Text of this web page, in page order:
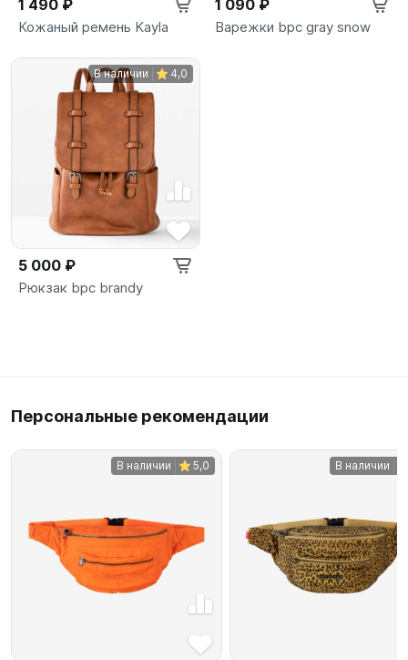
1 490 ₽
Кожаный ремень Kayla
1 090 ₽
Варежки bpc gray snow
В наличии 4,0
5 000 ₽
Рюкзак bpc brandy
Персональные рекомендации
В наличии 5,0 В наличии